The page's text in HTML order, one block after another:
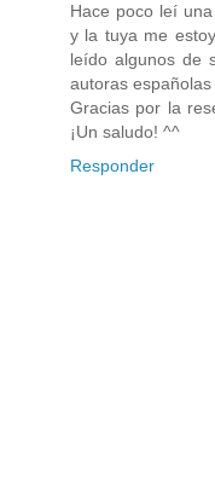
Hace poco leí
y la tuya me
leído algunos de
autoras
Gracias por la
¡Un saludo! ^^
Responder